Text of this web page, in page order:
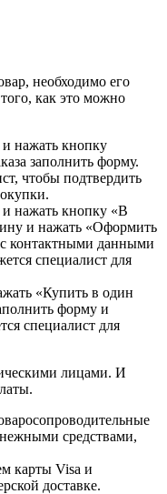
необходимо его
как это можно
нажать кнопку
заполнить форму.
чтобы подтвердить
нажать кнопку «В
и нажать «Оформить
с контактными данными
специалист для
«Купить в один
форму и
специалист для
лицами. И
средствами,
карты Visa и
доставке.